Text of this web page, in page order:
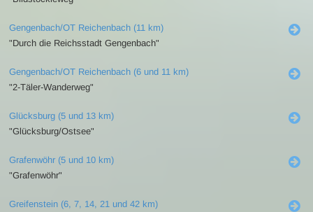
Gengenbach/OT Reichenbach (11 km)
"Durch die Reichsstadt Gengenbach"
Gengenbach/OT Reichenbach (6 und 11 km)
"2-Täler-Wanderweg"
Glücksburg (5 und 13 km)
"Glücksburg/Ostsee"
Grafenwöhr (5 und 10 km)
"Grafenwöhr"
Greifenstein (6, 7, 14, 21 und 42 km)